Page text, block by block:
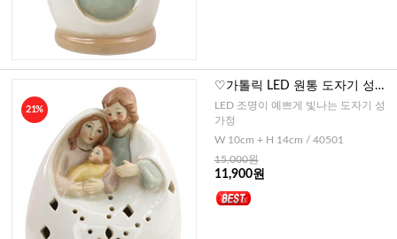
21%
♡가톨릭 LED 원통 도자기 성가
정
LED 조명이 예쁘게 빛나는 도자기 성
가정
W 10cm + H 14cm / 40501
15,000원
11,900원